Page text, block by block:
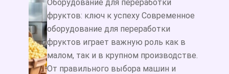
Оборудование для переработки
фруктов: ключ к успеху Современное
оборудование для переработки
фруктов играет важную роль как в
малом, так и в крупном производстве.
От правильного выбора машин и